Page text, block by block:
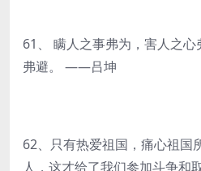
61、 瞒人之事弗为，害人之
弗避。 ——吕坤
62、只有热爱祖国，痛心祖国
人，这才给了我们参加斗争